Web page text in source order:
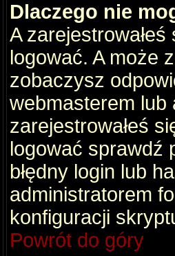
Dlaczego nie
A
logować. A może
zobaczysz
webmasterem lub
zarejestrowałeś
logować sprawdź
błędny login lub
administratorem
konfiguracji
Powrót do góry